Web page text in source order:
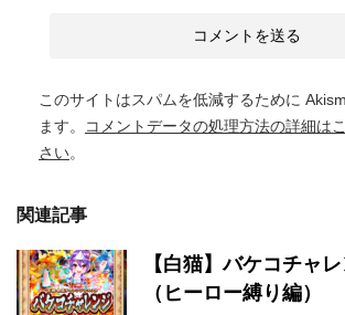
このサイトはスパムを低減するために
ます。
コメントデータの処理方法の詳細は
さい。
関連記事
【白猫】バケコチャ
（ヒーロー縛り編）